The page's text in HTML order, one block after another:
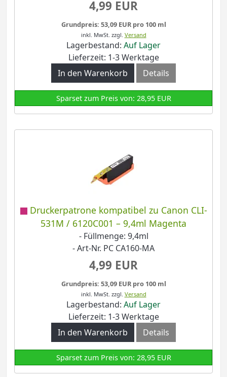
4,99 EUR
Grundpreis: 53,09 EUR pro 100 ml
inkl. MwSt. zzgl. Versand
Lagerbestand: Auf Lager
Lieferzeit: 1-3 Werktage
In den Warenkorb
Details
Sparset zum Preis von: 28,95 EUR
Druckerpatrone kompatibel zu Canon CLI-
531M / 6120C001 – 9,4ml Magenta
- Füllmenge: 9,4ml
- Art-Nr. PC CA160-MA
4,99 EUR
Grundpreis: 53,09 EUR pro 100 ml
inkl. MwSt. zzgl. Versand
Lagerbestand: Auf Lager
Lieferzeit: 1-3 Werktage
In den Warenkorb
Details
Sparset zum Preis von: 28,95 EUR